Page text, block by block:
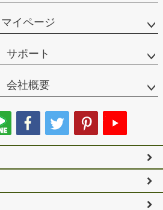
マイページ
サポート
会社概要